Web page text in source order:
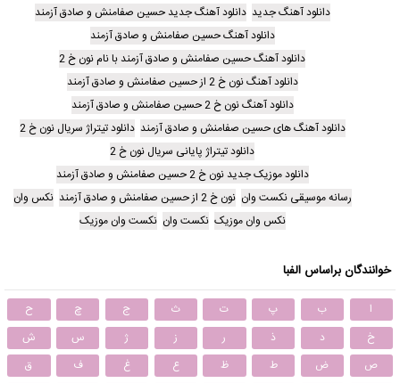
دانلود آهنگ جدید دانلود آهنگ جدید حسین صفامنش و صادق آزمند
دانلود آهنگ حسین صفامنش و صادق آزمند
دانلود آهنگ حسین صفامنش و صادق آزمند با نام نون خ 2
دانلود آهنگ نون خ 2 از حسین صفامنش و صادق آزمند
دانلود آهنگ نون خ 2 حسین صفامنش و صادق آزمند
دانلود آهنگ های حسین صفامنش و صادق آزمند دانلود تیتراژ سریال نون خ 2
دانلود تیتراژ پایانی سریال نون خ 2
دانلود موزیک جدید نون خ 2 حسین صفامنش و صادق آزمند
رسانه موسیقی نکست وان نون خ 2 از حسین صفامنش و صادق آزمند
نکس وان
نکس وان موزیک نکست وان نکست وان موزیک
خوانندگان براساس الفبا
ا ب پ ت ث ج چ
ح
خ
د ذ ر ز ژ س
ش
ص
ض ط ظ ع غ ف
ق